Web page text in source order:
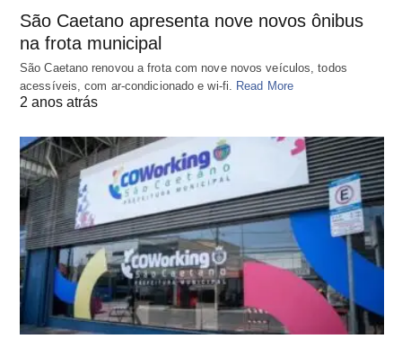
São Caetano apresenta nove novos ônibus
na frota municipal
São Caetano renovou a frota com nove novos veículos, todos
acessíveis, com ar-condicionado e wi-fi.
Read More
2 anos atrás